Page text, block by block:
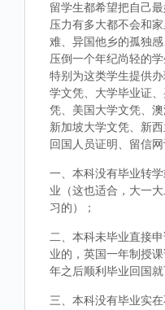
留学生都希望把自己
压力有多大都不会和
难、异国他乡的孤独
压倒一个年纪尚轻的
特别为这类学生提供
学文凭、大学毕业证
凭、美国大学文凭、
新加坡大学文凭、新
回国人员证明、留信
一、本科没有毕业转
业（这也适合，大一
习的）；
二、本科未毕业直接
业的，英国一年制授
年之后顺利毕业回国
三、本科没有毕业实